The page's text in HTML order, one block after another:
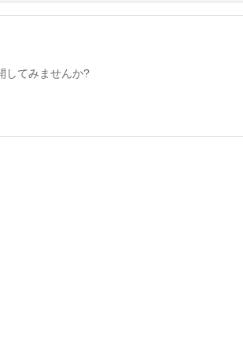
してみませんか?